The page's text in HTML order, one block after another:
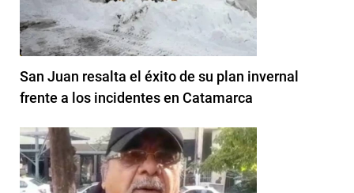
San Juan resalta el éxito de su plan invernal
frente a los incidentes en Catamarca